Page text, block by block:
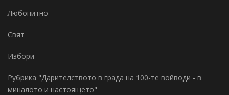
Любопитно
Свят
Избори
Рубрика "Дарителството в града на 100-те войводи - в
миналото и настоящето"